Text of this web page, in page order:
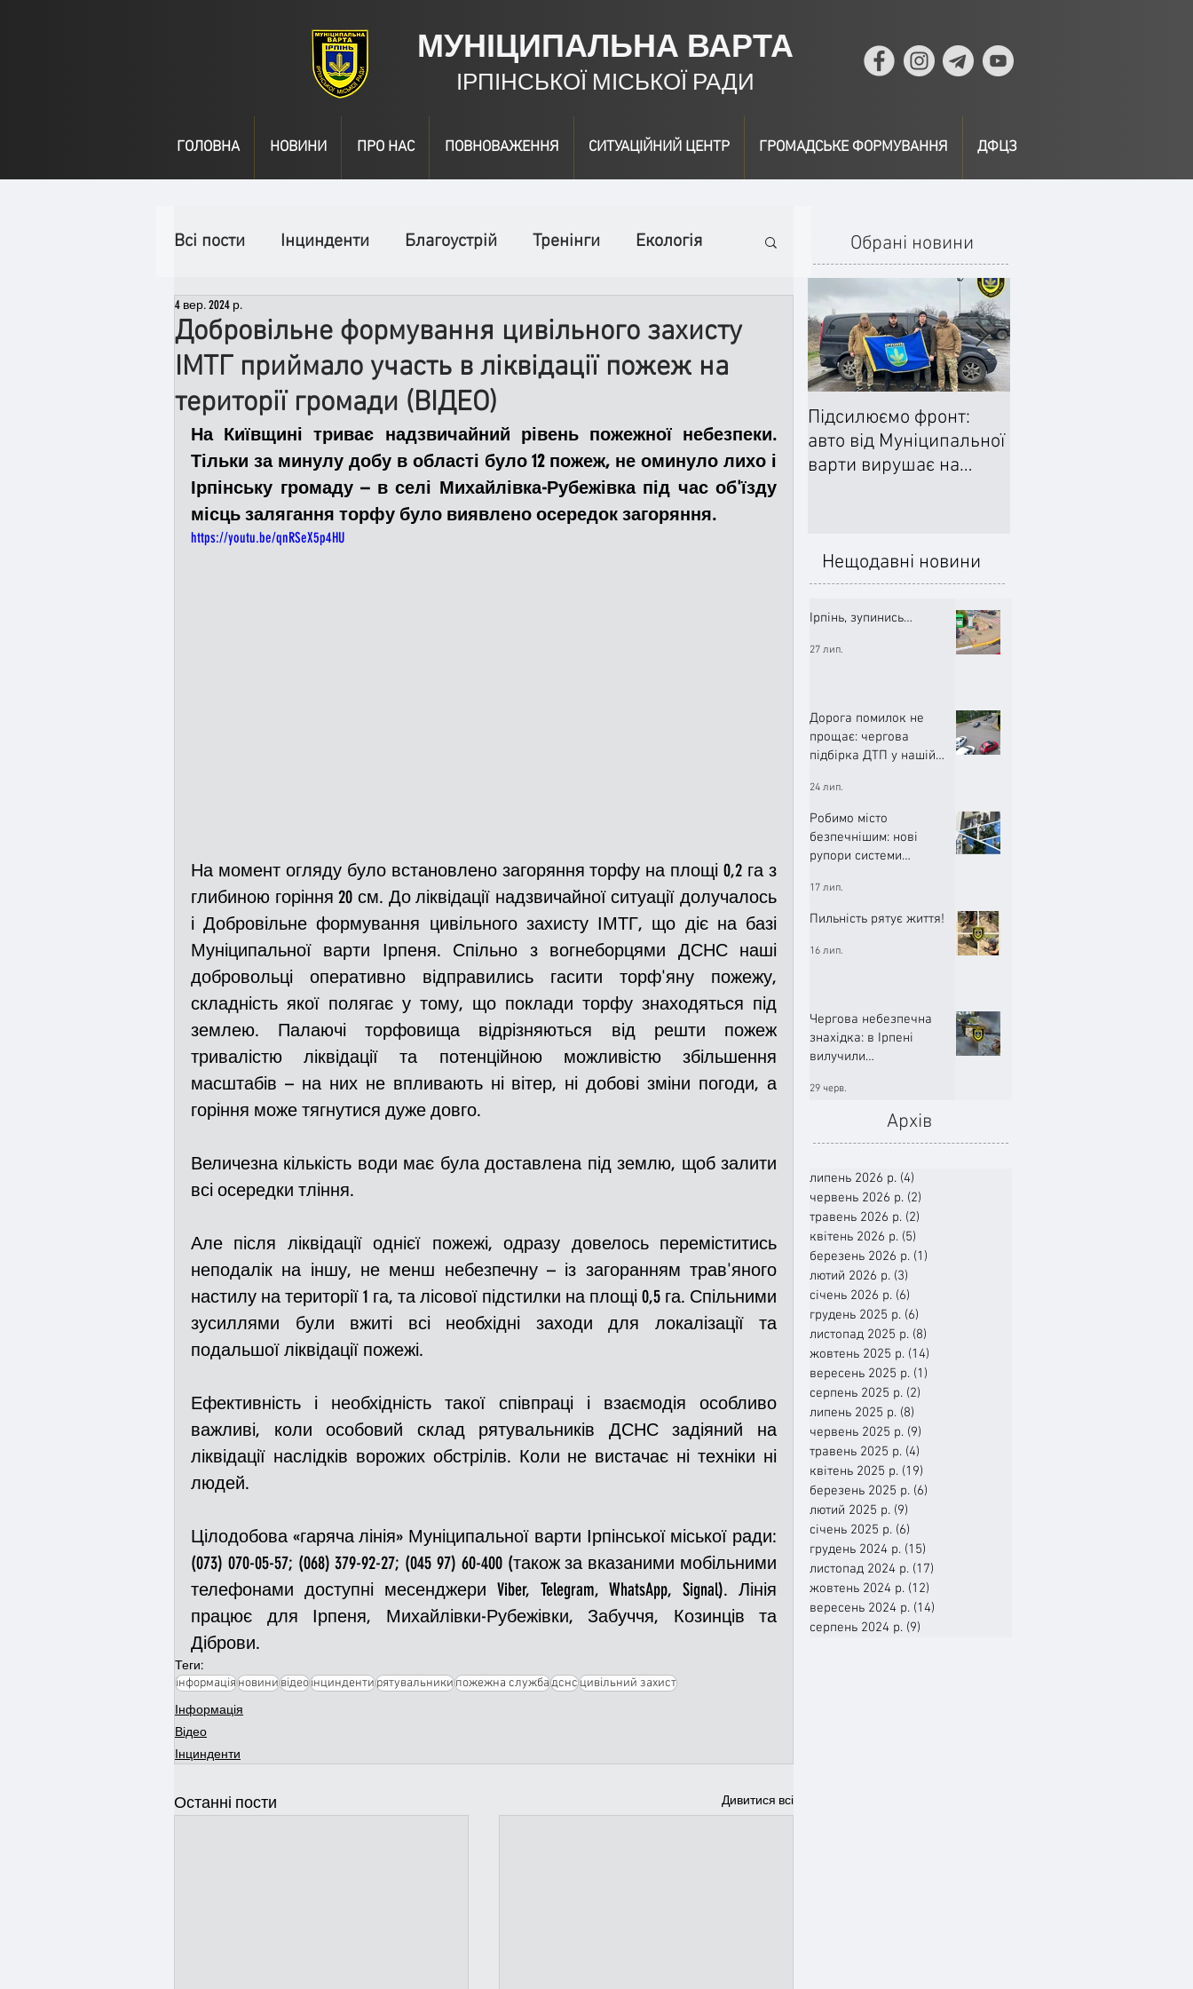
МУНІЦИПАЛЬНА ВАРТА
ІРПІНСЬКОЇ МІСЬКОЇ РАДИ
ГОЛОВНА НОВИНИ ПРО НАС ПОВНОВАЖЕННЯ СИТУАЦІЙНИЙ ЦЕНТР ГРОМАДСЬКЕ ФОРМУВАННЯ ДФЦЗ
Всі пости Інцинденти Благоустрій Тренінги Екологія
День народження
Спільні заходи Надзвичайні заходи Події
Медицина Новини ДТП Рятувальники Паркування
Адмінпротокол Свята Поліція Ситуаційний центр
Добровільне формування цивільного захисту
ІМТГ приймало участь в ліквідації пожеж на
території громади (ВІДЕО)
4 вер. 2024 р.
На Київщині триває надзвичайний рівень пожежної небезпеки.
Тільки за минулу добу в області було 12 пожеж, не оминуло лихо і
Ірпінську громаду – в селі Михайлівка-Рубежівка під час об'їзду
місць залягання торфу було виявлено осередок загоряння.
https://youtu.be/qnRSeX5p4HU
На момент огляду було встановлено загоряння торфу на площі 0,2 га з
глибиною горіння 20 см. До ліквідації надзвичайної ситуації долучалось
і Добровільне формування цивільного захисту ІМТГ, що діє на базі
Муніципальної варти Ірпеня. Спільно з вогнеборцями ДСНС наші
добровольці оперативно відправились гасити торф'яну пожежу,
складність якої полягає у тому, що поклади торфу знаходяться під
землею. Палаючі торфовища відрізняються від решти пожеж
тривалістю ліквідації та потенційною можливістю збільшення
масштабів – на них не впливають ні вітер, ні добові зміни погоди, а
горіння може тягнутися дуже довго.
Величезна кількість води має була доставлена під землю, щоб залити
всі осередки тління.
Але після ліквідації однієї пожежі, одразу довелось переміститись
неподалік на іншу, не менш небезпечну – із загоранням трав'яного
настилу на території 1 га, та лісової підстилки на площі 0,5 га. Спільними
зусиллями були вжиті всі необхідні заходи для локалізації та
подальшої ліквідації пожежі.
Ефективність і необхідність такої співпраці і взаємодія особливо
важливі, коли особовий склад рятувальників ДСНС задіяний на
ліквідації наслідків ворожих обстрілів. Коли не вистачає ні техніки ні
людей.
Цілодобова «гаряча лінія» Муніципальної варти Ірпінської міської ради:
(073) 070-05-57; (068) 379-92-27; (045 97) 60-400 (також за вказаними мобільними
телефонами доступні месенджери Viber, Telegram, WhatsApp, Signal). Лінія
працює для Ірпеня, Михайлівки-Рубежівки, Забуччя, Козинців та
Діброви.
Теги:
інформаціяновинивідеоінциндентирятувальникипожежна службадснсцивільний захист
Інформація
Відео
Інцинденти
Останні пости Дивитися всі
Обрані новини
Підсилюємо фронт:
авто від Муніципальної
варти вирушає на
Нещодавні новини
Ірпінь, зупинись…
27 лип.
Дорога помилок не
прощає: чергова
підбірка ДТП у нашій
24 лип.
Робимо місто
безпечнішим: нові
рупори системи
працюють!
17 лип.
Пильність рятує життя!
16 лип.
Чергова небезпечна
знахідка: в Ірпені
вилучили
29 черв.
Архів
липень 2026 р. (4)
червень 2026 р. (2)
травень 2026 р. (2)
квітень 2026 р. (5)
березень 2026 р. (1)
лютий 2026 р. (3)
січень 2026 р. (6)
грудень 2025 р. (6)
листопад 2025 р. (8)
жовтень 2025 р. (14)
вересень 2025 р. (1)
серпень 2025 р. (2)
липень 2025 р. (8)
червень 2025 р. (9)
травень 2025 р. (4)
квітень 2025 р. (19)
березень 2025 р. (6)
лютий 2025 р. (9)
січень 2025 р. (6)
грудень 2024 р. (15)
листопад 2024 р. (17)
жовтень 2024 р. (12)
вересень 2024 р. (14)
серпень 2024 р. (9)